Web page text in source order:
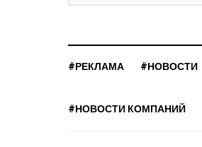
#РЕКЛАМА #НОВОСТИ
#НОВОСТИ КОМПАНИЙ